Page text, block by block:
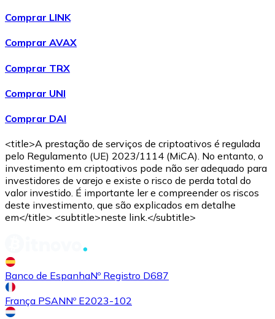
Transferência SEPA
Adicione fundos à sua conta Bitnovo ou faça
Comprar com transferência bancária
Cartão de crédito / débito
Use cartões Visa e Mastercard para comprar
Comprar com cartão
Compre cartões-presente das suas marcas favoritas
Ir para a loja de cartões-presente
Comprar LINK
Comprar AVAX
Comprar TRX
Comprar UNI
Comprar DAI
<title>A prestação de serviços de criptoativos é regulada
pelo Regulamento (UE) 2023/1114 (MiCA). No entanto, o
investimento em criptoativos pode não ser adequado para
investidores de varejo e existe o risco de perda total do
valor investido. É importante ler e compreender os riscos
deste investimento, que são explicados em detalhe
em</title> <subtitle>neste link.</subtitle>
Banco de EspanhaNº Registro D687
França PSANNº E2023-102